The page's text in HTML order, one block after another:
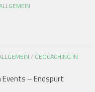
/ GEOCACHING IN
Events – Endspurt